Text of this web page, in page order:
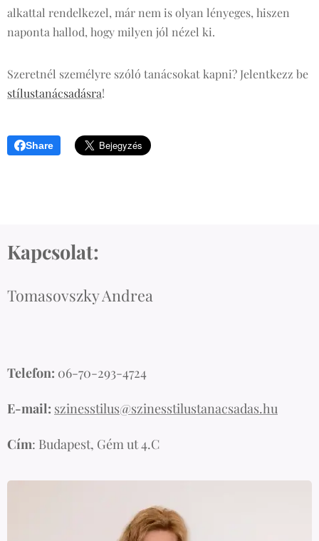
alkattal rendelkezel, már nem is olyan lényeges, hiszen
naponta hallod, hogy milyen jól nézel ki.
Szeretnél személyre szóló tanácsokat kapni? Jelentkezz be
stílustanácsadásra!
Share
Kapcsolat:
Tomasovszky Andrea
Telefon: 06-70-293-4724
E-mail: szinesstilus@szinesstilustanacsadas.hu
Cím: Budapest, Gém ut 4.C